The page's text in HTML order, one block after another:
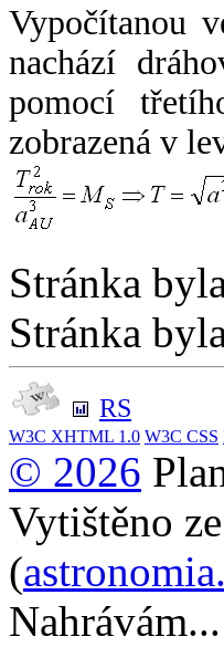
Vypočítanou
nachází
pomocí
zobrazená v
Stránka
Stránka
RS
W3C XHTML 1.0 W3C CSS
© 2026
Vytištěno
(
Nahrávám...